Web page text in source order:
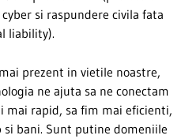
si raspundere civila fata
liability).
prezent in vietile noastre,
ne ajuta sa ne conectam
mai rapid, sa fim mai eficienti,
bani. Sunt putine domeniile